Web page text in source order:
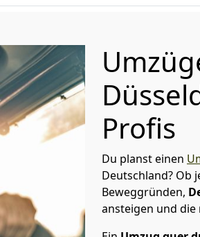
Profis
Du planst einen
Deutschland? Ob
Beweggründen,
ansteigen und